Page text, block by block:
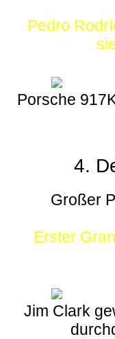
Pedro
Porsche
4.
Großer
Erster
Jim Clark